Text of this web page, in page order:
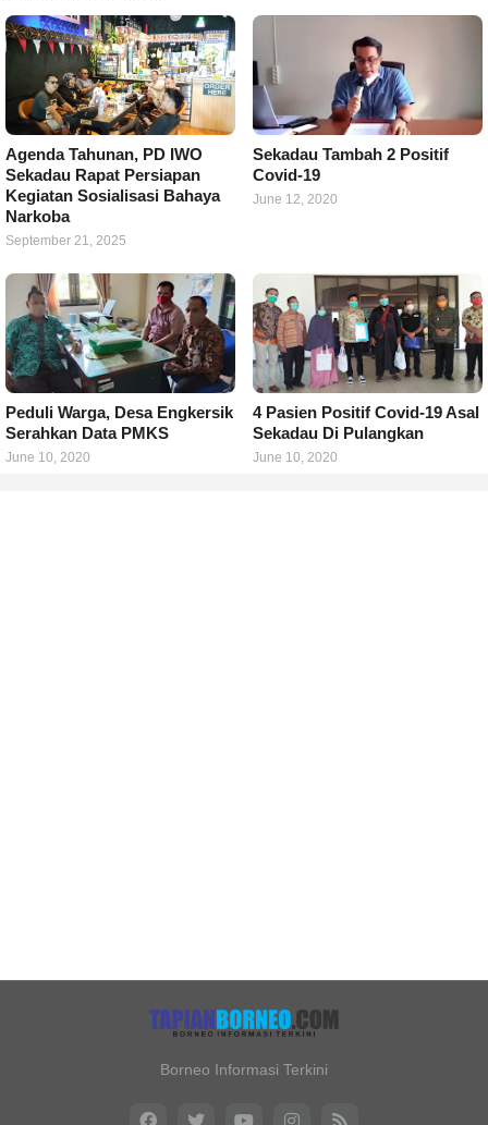
Agenda Tahunan, PD IWO
Sekadau Rapat Persiapan
Kegiatan Sosialisasi Bahaya
Narkoba
September 21, 2025
Sekadau Tambah 2 Positif
Covid-19
June 12, 2020
Peduli Warga, Desa Engkersik
Serahkan Data PMKS
June 10, 2020
4 Pasien Positif Covid-19 Asal
Sekadau Di Pulangkan
June 10, 2020
Borneo Informasi Terkini